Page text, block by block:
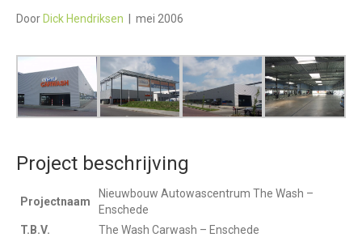
Door Dick Hendriksen mei 2006
Project beschrijving
Projectnaam
Nieuwbouw Autowascentrum The Wash –
Enschede
T.B.V.
The Wash Carwash – Enschede